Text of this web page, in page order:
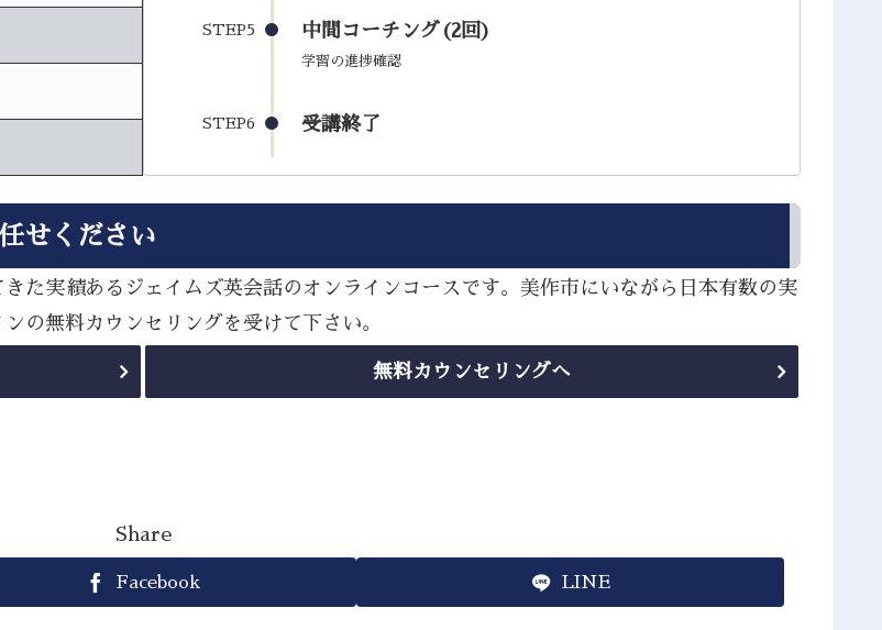
STEP5 中間コーチング(2回)
学習の進捗確認
STEP6 受講終了
せください
た実績あるジェイムズ英会話のオンラインコースです。美作市にいながら日本有数の実
の無料カウンセリングを受けて下さい。
無料カウンセリングへ
Share
Facebook LINE